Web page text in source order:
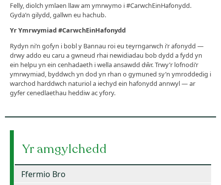
Felly, diolch ymlaen llaw am ymrwymo i #CarwchEinHafonydd.
Gyda’n gilydd, gallwn eu hachub.
Yr Ymrwymiad #CarwchEinHafonydd
Rydyn ni’n gofyn i bobl y Bannau roi eu teyrngarwch i’r afonydd —
drwy addo eu caru a gwneud rhai newidiadau bob dydd a fydd yn
ein helpu yn ein cenhadaeth i wella ansawdd dŵr. Trwy’r lofnodi’r
ymrwymiad, byddwch yn dod yn rhan o gymuned sy’n ymroddedig i
warchod harddwch naturiol a iechyd ein hafonydd annwyl — ar
gyfer cenedlaethau heddiw ac yfory.
Yr amgylchedd
Ffermio Bro